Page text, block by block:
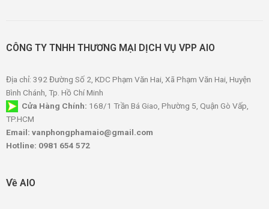
CÔNG TY TNHH THƯƠNG MẠI DỊCH VỤ VPP AIO
Địa chỉ: 392 Đường Số 2, KDC Phạm Văn Hai, Xã Phạm Văn Hai, Huyện
Bình Chánh, Tp. Hồ Chí Minh
Cửa Hàng Chính: 168/1 Trần Bá Giao, Phường 5, Quận Gò Vấp,
TP.HCM
Email: vanphongphamaio@gmail.com
Hotline: 0981 654 572
Về AIO